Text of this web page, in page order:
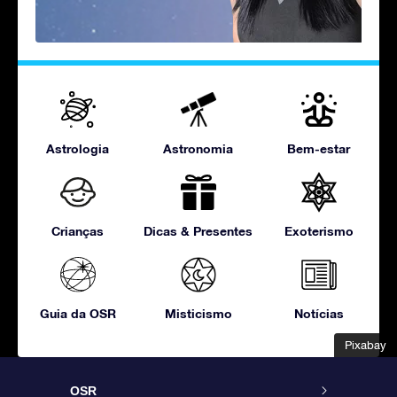
Pixabay
Pixabay
Astrologia Astronomia Bem-estar
Crianças Dicas & Presentes Exoterismo
Guia da OSR Misticismo Notícias
OSR